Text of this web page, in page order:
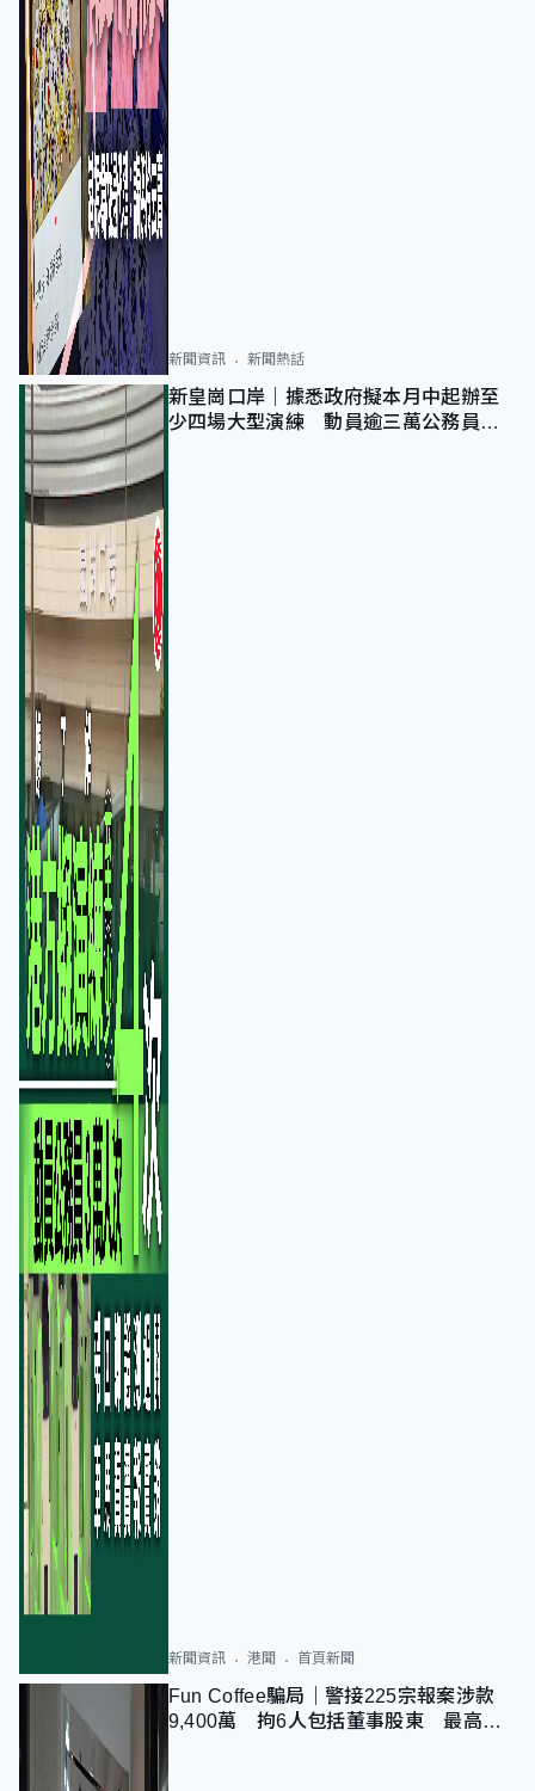
新聞資訊 新聞熱話
新皇崗口岸｜據悉政府擬本月中起辦至
少四場大型演練 動員逾三萬公務員人
新聞資訊 港聞 首頁新聞
Fun Coffee騙局｜警接225宗報案涉款
9,400萬 拘6人包括董事股東 最高金